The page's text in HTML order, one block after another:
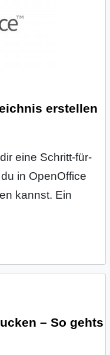
erstellen
eine Schritt-für-
in OpenOffice
kannst. Ein
– So gehts